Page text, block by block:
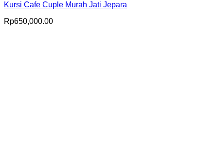
Kursi Cafe Cuple Murah Jati Jepara
Rp650,000.00